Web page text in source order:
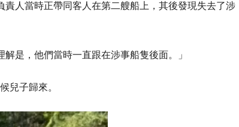
人當時正帶同客人在第二艘船上，其後發現失去了涉
是，他們當時一直跟在涉事船隻後面。」
兒子歸來。